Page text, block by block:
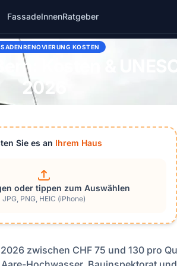
FassadeInnenRatgeber
KOSTEN
Kosten &
2026
Sie es an Ihrem Haus
oder tippen zum Auswählen
JPG, PNG, HEIC (iPhone)
zwischen CHF 75 und 130 pro